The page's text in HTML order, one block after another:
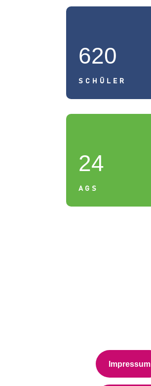
620
SCHÜLER
24
AGS
Impressum